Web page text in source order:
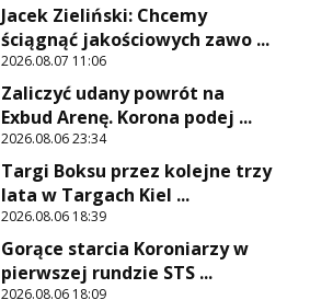
Jacek Zieliński: Chcemy
ściągnąć jakościowych zawo ...
2026.08.07 11:06
Zaliczyć udany powrót na
Exbud Arenę. Korona podej ...
2026.08.06 23:34
Targi Boksu przez kolejne trzy
lata w Targach Kiel ...
2026.08.06 18:39
Gorące starcia Koroniarzy w
pierwszej rundzie STS ...
2026.08.06 18:09